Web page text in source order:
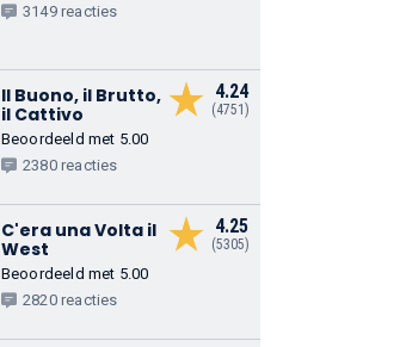
3149 reacties
4.24
(4751)
Il Buono, il Brutto,
il Cattivo
Beoordeeld met 5.00
2380 reacties
4.25
(5305)
C'era una Volta il
West
Beoordeeld met 5.00
2820 reacties